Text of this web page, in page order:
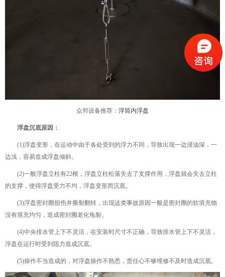
众邦设备推荐： 浮筒内浮盘
浮盘沉底原因：
(1)浮盘变形，在运动中由于各处受到的浮力不同，导致出现一边浸油深，一
边浅，容易造成浮盘倾斜。
(2)一般浮盘立柱有22根，浮盘立柱松落失去了支撑作用，浮盘就会失去立柱
的支撑，使得浮盘受力不均，浮盘变形而沉底。
(3)浮盘密封圈损伤并撕裂翻转，出现这类事故原因一般是密封圈的软填充物
没有填充均匀，造成密封圈老化龟裂。
(4)中央排水管上下不灵活，在安装时尺寸不正确，导致排水管上下不灵活，
浮盘在运行时受到阻力造成沉底。
(5)操作不当造成的，对浮盘操作不熟悉，责任心不够维修不及时造成沉底。